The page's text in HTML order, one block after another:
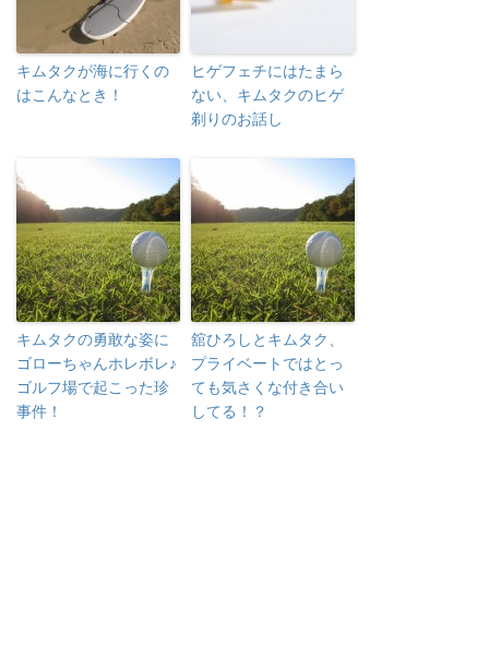
キムタクが海に行くの
はこんなとき！
ヒゲフェチにはたまら
ない、キムタクのヒゲ
剃りのお話し
キムタクの勇敢な姿に
ゴローちゃんホレボレ♪
ゴルフ場で起こった珍
事件！
舘ひろしとキムタク、
プライベートではとっ
ても気さくな付き合い
してる！？